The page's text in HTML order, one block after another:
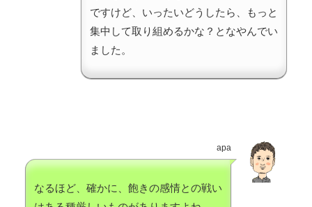
ですけど、いったいどうしたら、もっと
集中して取り組めるかな？となやんでい
ました。
apa
なるほど、確かに、飽きの感情との戦い